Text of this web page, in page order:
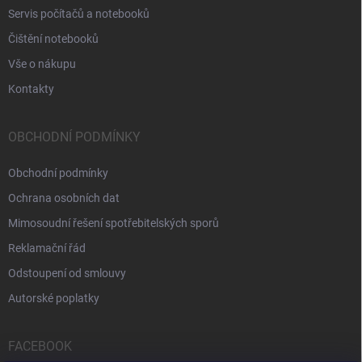
Servis počítačů a notebooků
Čištění notebooků
Vše o nákupu
Kontakty
OBCHODNÍ PODMÍNKY
Obchodní podmínky
Ochrana osobních dat
Mimosoudní řešení spotřebitelských sporů
Reklamační řád
Odstoupení od smlouvy
Autorské poplatky
FACEBOOK